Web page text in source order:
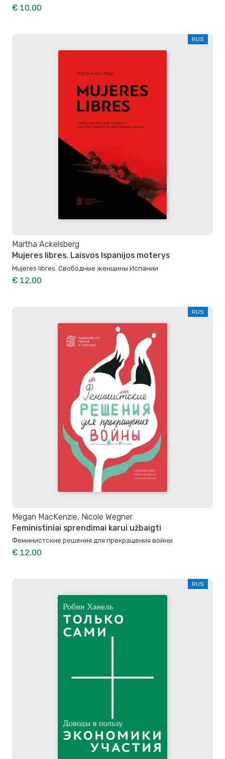
€ 10,00
RUS
Martha Ackelsberg
Mujeres libres. Laisvos Ispanijos moterys
Mujeres libres. Свободные женщины Испании
€ 12,00
RUS
Megan MacKenzie, Nicole Wegner
Feministiniai sprendimai karui užbaigti
Феминистские решения для прекращения войны
€ 12,00
RUS